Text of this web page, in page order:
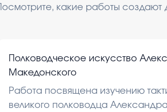
Посмотрите, какие работы создают
Полководческое искусство
Македонского
Работа посвящена изучению
великого полководца